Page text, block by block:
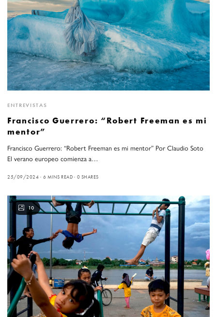
ENTREVISTAS
Francisco Guerrero: “Robert Freeman es mi
mentor”
Francisco Guerrero: “Robert Freeman es mi mentor” Por Claudio Soto
El verano europeo comienza a…
25/09/2024 6 MINS READ 0 SHARES
10